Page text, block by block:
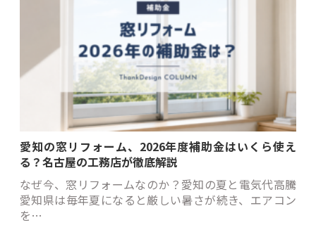
愛知の窓リフォーム、2026年度補助金はいくら使え
る？名古屋の工務店が徹底解説
なぜ今、窓リフォームなのか？愛知の夏と電気代高騰
愛知県は毎年夏になると厳しい暑さが続き、エアコン
を…